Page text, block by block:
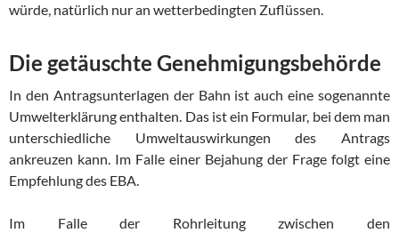
würde, natürlich nur an wetterbedingten Zuflüssen.
Die getäuschte Genehmigungsbehörde
In den Antragsunterlagen der Bahn ist auch eine sogenannte
Umwelterklärung enthalten. Das ist ein Formular, bei dem man
unterschiedliche Umweltauswirkungen des Antrags
ankreuzen kann. Im Falle einer Bejahung der Frage folgt eine
Empfehlung des EBA.
Im Falle der Rohrleitung zwischen den